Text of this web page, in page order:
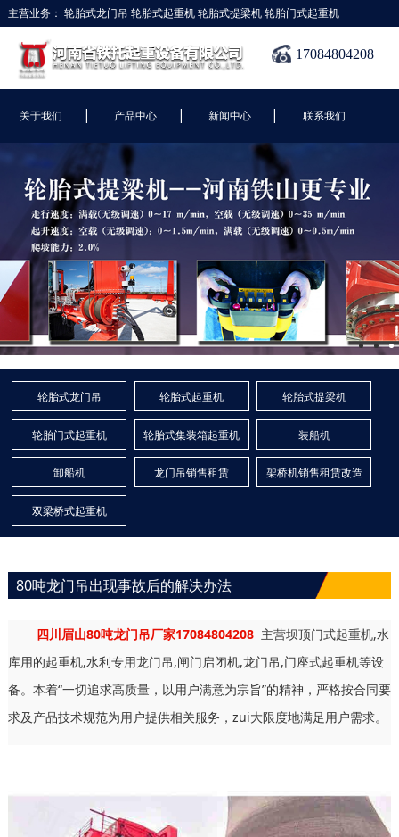
主营业务： 轮胎式龙门吊 轮胎式起重机轮胎式提梁机轮胎门式起重机
17084804208
关于我们 | 产品中心 | 新闻中心 | 联系我们
轮胎式龙门吊 轮胎式起重机 轮胎式提梁机
轮胎门式起重机 轮胎式集装箱起重机 装船机
卸船机 龙门吊销售租赁 架桥机销售租赁改造
双梁桥式起重机
80吨龙门吊出现事故后的解决办法
四川眉山80吨龙门吊厂家17084804208 主营坝顶门式起重机,水
库用的起重机,水利专用龙门吊,闸门启闭机,龙门吊,门座式起重机等设
备。本着“一切追求高质量，以用户满意为宗旨”的精神，严格按合同要
求及产品技术规范为用户提供相关服务，zui大限度地满足用户需求。